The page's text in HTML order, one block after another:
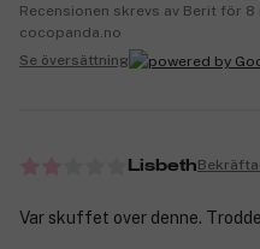
Recensionen skrevs av Berit för 8
cocopanda.no
Se översättning
Lisbeth
Var skuffet over denne.